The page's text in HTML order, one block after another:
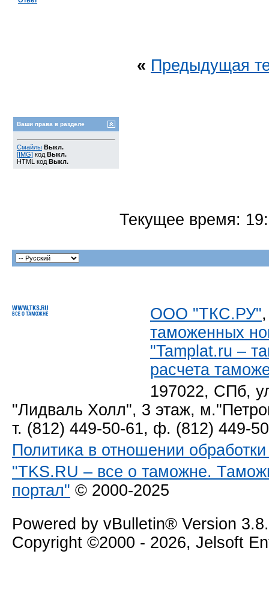
« Предыдущая
Ваши права в разделе
Смайлы Выкл.
[IMG] код Выкл.
HTML код Выкл.
Текущее время:
ООО "ТКС.РУ"
таможенных
"Tamplat.ru –
расчета
197022, СПб,
"Лидваль Холл", 3 этаж,
т. (812) 449-50-61, ф. (812) 449-
Политика в отношении
"TKS.RU – все о таможне.
портал" © 2000-2025
Powered by vBulletin® Version
Copyright ©2000 - 2026, Jelsoft